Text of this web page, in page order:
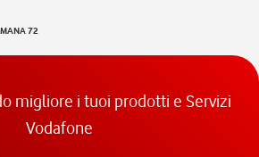
72
migliore i tuoi prodotti e Servizi
Vodafone